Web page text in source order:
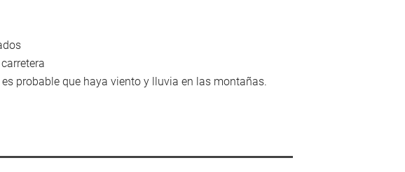
probable que haya viento y lluvia en las montañas.